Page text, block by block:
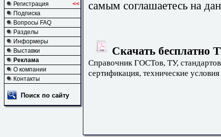
Регистрация
<<
Подписка
Вопросы FAQ
Разделы
Информеры
Выставки
Реклама
О компании
Контакты
Поиск по сайту
самым соглашаетесь на
Скачать бесплатно
Справочник ГОСТов, ТУ,
сертификация, технические условия